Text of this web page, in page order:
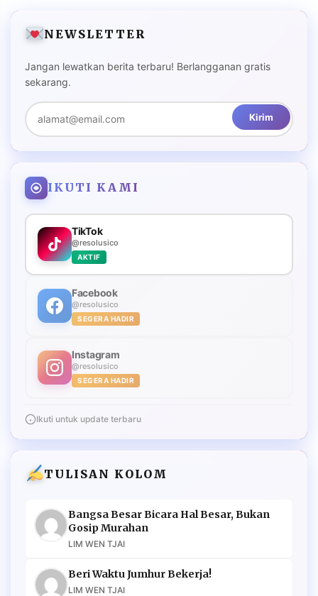
NEWSLETTER
Jangan lewatkan berita terbaru! Berlangganan gratis
sekarang.
Kirim
IKUTI KAMI
TikTok
@resolusico
AKTIF
Facebook
@resolusico
SEGERA HADIR
Instagram
@resolusico
SEGERA HADIR
Ikuti untuk update terbaru
TULISAN KOLOM
Bangsa Besar Bicara Hal Besar, Bukan
Gosip Murahan
LIM WEN TJAI
Beri Waktu Jumhur Bekerja!
LIM WEN TJAI